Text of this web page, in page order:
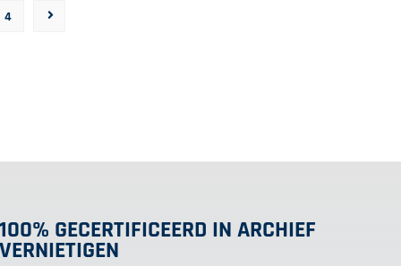
4
100% GECERTIFICEERD IN ARCHIEF
VERNIETIGEN